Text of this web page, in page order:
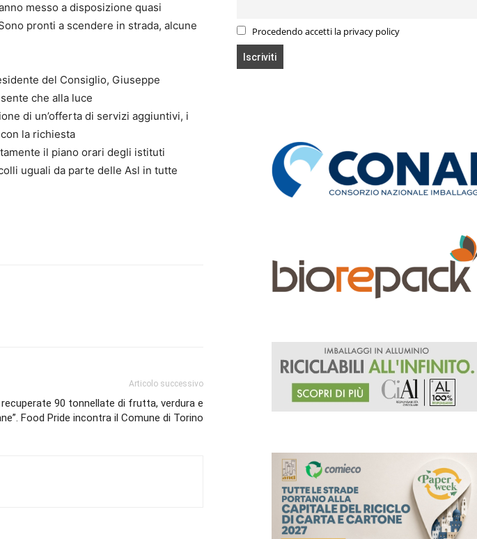
messo a disposizione quasi
pronti a scendere in strada, alcune
del Consiglio, Giuseppe
che alla luce
di un’offerta di servizi aggiuntivi, i
la richiesta
il piano orari degli istituti
uguali da parte delle Asl in tutte
Articolo successivo
recuperate 90 tonnellate di frutta, verdura e
Food Pride incontra il Comune di Torino
Procedendo accetti la privacy policy